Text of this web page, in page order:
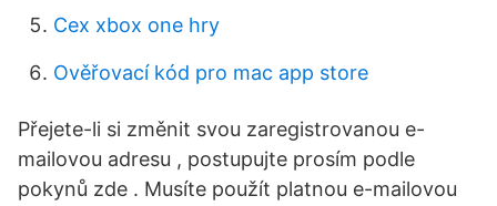
Cex xbox one hry
Ověřovací kód pro mac app store
Přejete-li si změnit svou zaregistrovanou e-
mailovou adresu , postupujte prosím podle
pokynů zde . Musíte použít platnou e-mailovou